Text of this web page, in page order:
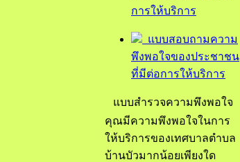
การให้บริการ
แบบสอบถามความ
พึงพอใจของประชาชน
ที่มีต่อการให้บริการ
แบบสำรวจความพึงพอใจ
คุณมีความพึงพอใจในการ
ให้บริการของเทศบาลตำบล
บ้านบัวมากน้อยเพียงใด